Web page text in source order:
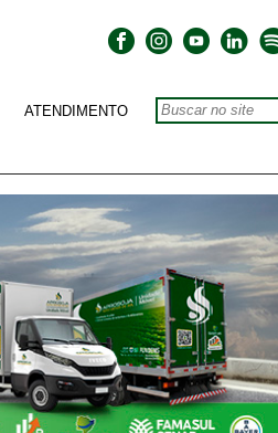
ATENDIMENTO